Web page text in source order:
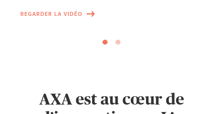
REGARDER LA VIDÉO
AXA est au cœur de